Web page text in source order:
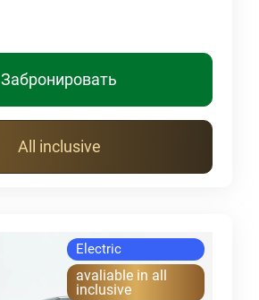
Забронировать
All inclusive
Electric
avaliable in all
inclusive